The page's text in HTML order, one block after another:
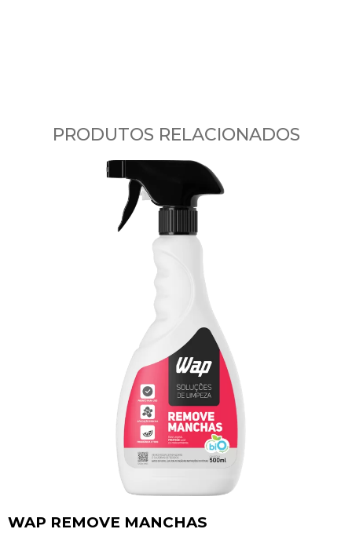
PRODUTOS RELACIONADOS
WAP REMOVE MANCHAS